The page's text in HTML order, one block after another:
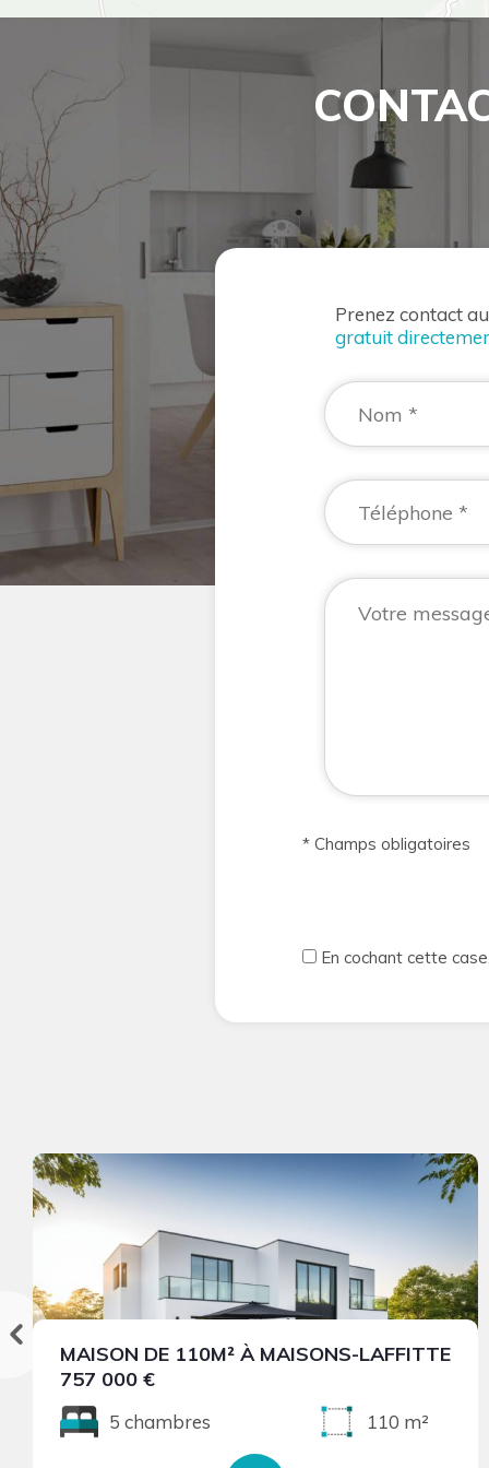
Prenez contact
gratuit
* Champs obligatoires
En cochant cette
MAISON DE 110M² À MAISONS-LAFFITTE
757 000 €
5 chambres 110 m²